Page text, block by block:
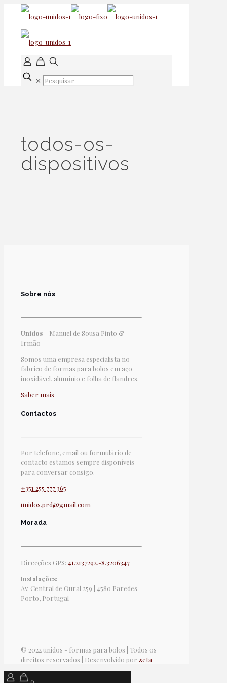
✕
todos-os-
dispositivos
Sobre nós
Unidos – Manuel de Sousa Pinto &
Irmão
Somos uma empresa especialista no
fabrico de formas para bolos em aço
inoxidável, alumínio e folha de flandres.
Saber mais
Contactos
Por telefone, email ou formulário de
contacto estamos sempre disponíveis
para conversar consigo.
+351 255 777 365
unidos.prd@gmail.com
Morada
Direcções GPS: 41.2137292,-8.3206347
Instalações:
Av. Central de Oural 259 | 4580 Paredes
Porto, Portugal
© 2022 unidos - formas para bolos | Todos os
direitos reservados | Desenvolvido por zeta
0